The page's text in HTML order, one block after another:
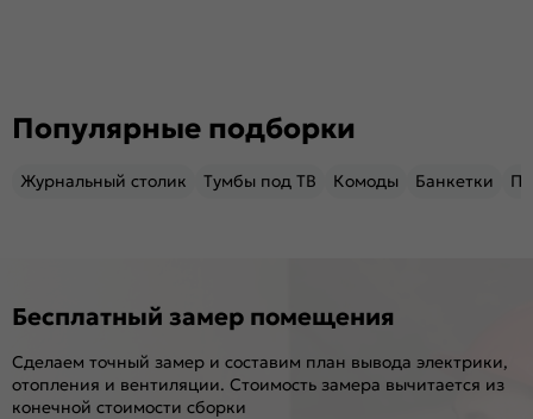
Популярные подборки
Журнальный столик Тумбы под ТВ Комоды Банкетки
Бесплатный замер помещения
Сделаем точный замер и составим план вывода электрики,
отопления и вентиляции. Стоимость замера вычитается из
конечной стоимости сборки